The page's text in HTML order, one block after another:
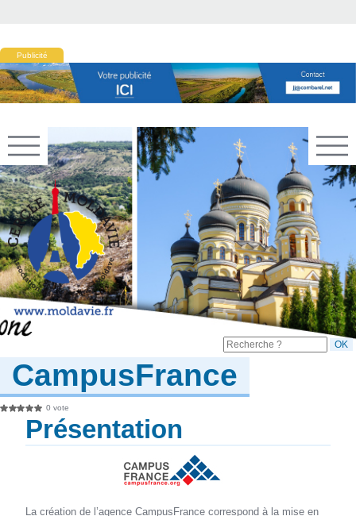
Publicité
CampusFrance
0 vote
Présentation
La création de l’agence CampusFrance correspond à la mise en